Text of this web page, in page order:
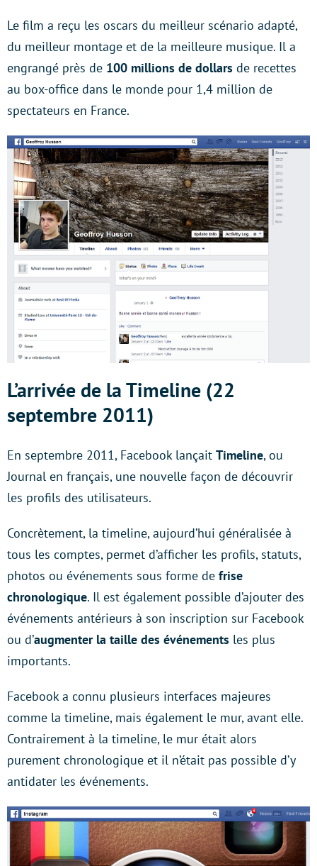
Le film a reçu les oscars du meilleur scénario adapté,
du meilleur montage et de la meilleure musique. Il a
engrangé près de 100 millions de dollars de recettes
au box-office dans le monde pour 1,4 million de
spectateurs en France.
L’arrivée de la Timeline (22
septembre 2011)
En septembre 2011, Facebook lançait Timeline, ou
Journal en français, une nouvelle façon de découvrir
les profils des utilisateurs.
Concrètement, la timeline, aujourd’hui généralisée à
tous les comptes, permet d’afficher les profils, statuts,
photos ou événements sous forme de frise
chronologique. Il est également possible d’ajouter des
événements antérieurs à son inscription sur Facebook
ou d’augmenter la taille des événements les plus
importants.
Facebook a connu plusieurs interfaces majeures
comme la timeline, mais également le mur, avant elle.
Contrairement à la timeline, le mur était alors
purement chronologique et il n’était pas possible d’y
antidater les événements.